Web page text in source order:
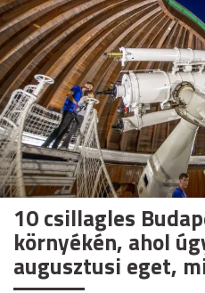
10 csillagles
környékén, ahol
augusztusi eget,